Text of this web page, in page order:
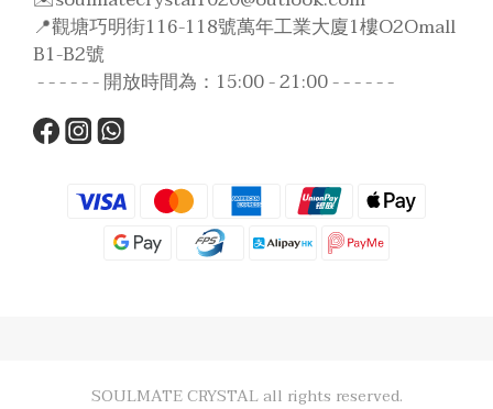
📍觀塘巧明街116-118號萬年工業大廈1樓O2Omall
B1-B2號
- - - - - - 開放時間為：15:00 - 21:00 - - - - - -
SOULMATE CRYSTAL all rights reserved.